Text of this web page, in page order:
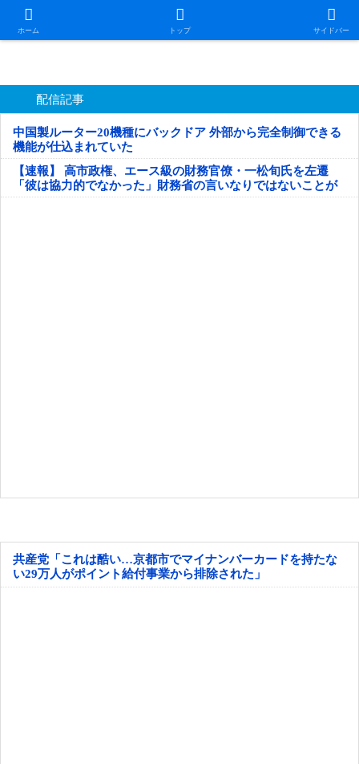
ホーム トップ サイドバー
日本第一！ニュース録
配信記事
中国製ルーター20機種にバックドア 外部から完全制御できる
機能が仕込まれていた
【速報】 高市政権、エース級の財務官僚・一松旬氏を左遷
「彼は協力的でなかった」財務省の言いなりではないことが
判明
共産党「これは酷い…京都市でマイナンバーカードを持たな
い29万人がポイント給付事業から排除された」